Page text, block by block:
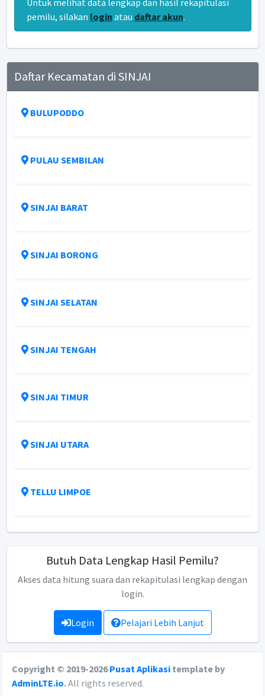
Untuk melihat data lengkap dan hasil rekapitulasi
pemilu, silakan login atau daftar akun.
Daftar Kecamatan di SINJAI
BULUPODDO
PULAU SEMBILAN
SINJAI BARAT
SINJAI BORONG
SINJAI SELATAN
SINJAI TENGAH
SINJAI TIMUR
SINJAI UTARA
TELLU LIMPOE
Butuh Data Lengkap Hasil Pemilu?
Akses data hitung suara dan rekapitulasi lengkap dengan
login.
Login Pelajari Lebih Lanjut
Copyright © 2019-2026Pusat Aplikasi template by
AdminLTE.io.All rights reserved.